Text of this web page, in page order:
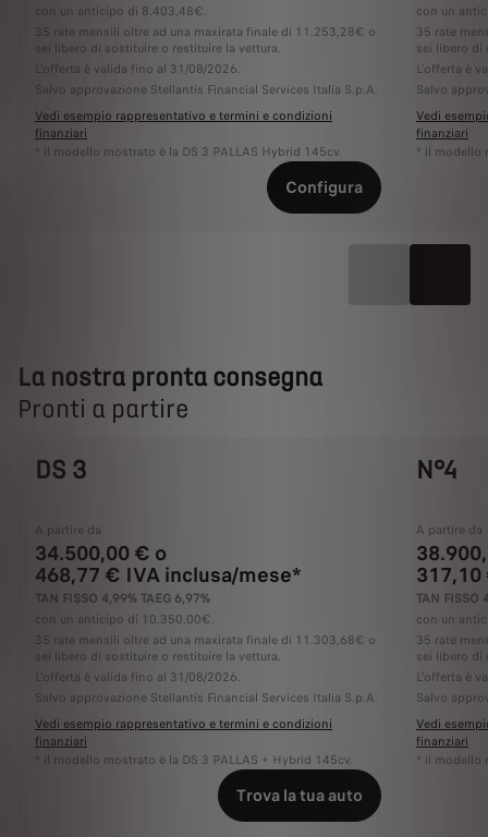
con un anticipo di 8.403,48€.
35 rate mensili oltre ad una maxirata finale di 11.253,28€ o
sei libero di sostituire o restituire la vettura.
L'offerta è valida fino al 31/08/2026.
Salvo approvazione Stellantis Financial Services Italia S.p.A.
Vedi esempio rappresentativo e termini e condizioni
finanziari
* il modello mostrato è la DS 3 PALLAS Hybrid 145cv.
Configura
con un
35 rate
sei libero di
L'offerta è
Salvo
Vedi
finanziari
* il modello
La nostra pronta consegna
Pronti a partire
DS 3
A partire da
34.500,00 € o
468,77 € IVA inclusa/mese*
TAN FISSO 4,99% TAEG 6,97%
con un anticipo di 10.350,00€.
35 rate mensili oltre ad una maxirata finale di 11.303,68€ o
sei libero di sostituire o restituire la vettura.
L'offerta è valida fino al 31/08/2026.
Salvo approvazione Stellantis Financial Services Italia S.p.A.
Vedi esempio rappresentativo e termini e condizioni
finanziari
* il modello mostrato è la DS 3 PALLAS + Hybrid 145cv.
Trova la tua auto
N°4
A partire da
TAN FISSO
con un
35 rate
sei libero di
L'offerta è
Salvo
Vedi
finanziari
* il modello